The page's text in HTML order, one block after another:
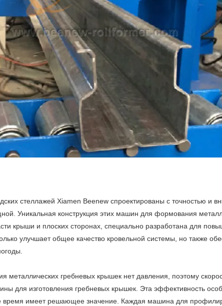
стеллажей Xiamen Beenew спроектированы с точностью и
Уникальная конструкция этих машин для формования
крыши и плоских сторонах, специально разработана для
улучшает общее качество кровельной системы, но также
гребневых крышек нет давления, поэтому
для изготовления гребневых крышек. Эта эффективность
время имеет решающее значение. Каждая машина для